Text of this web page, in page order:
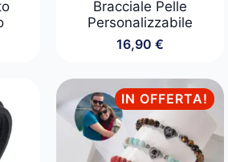
Bracciale Pelle
Personalizzabile
16,90 €
IN OFFERTA!